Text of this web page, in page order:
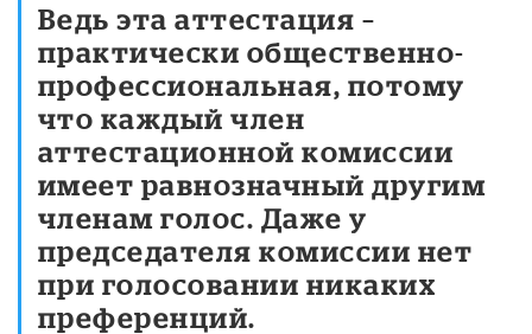
Ведь эта аттестация –
практически общественно-
профессиональная, потому
что каждый член
аттестационной комиссии
имеет равнозначный другим
членам голос. Даже у
председателя комиссии нет
при голосовании никаких
преференций.